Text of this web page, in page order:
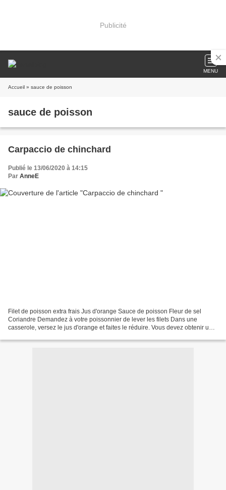
Publicité
MENU
Accueil » sauce de poisson
sauce de poisson
Carpaccio de chinchard
Publié le 13/06/2020 à 14:15
Par AnneE
Filet de poisson extra frais Jus d'orange Sauce de poisson Fleur de sel
Coriandre Demandez à votre poissonnier de lever les filets Dans une
casserole, versez le jus d'orange et faites le réduire. Vous devez obtenir un